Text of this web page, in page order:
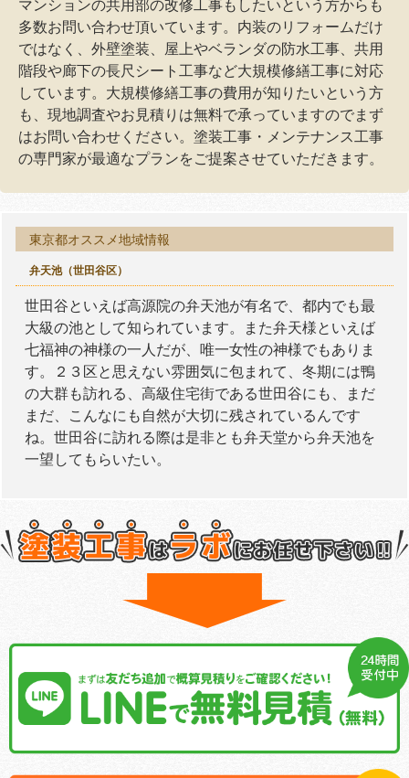
マンションの共用部の改修工事もしたいという方からも
多数お問い合わせ頂いています。内装のリフォームだけ
ではなく、外壁塗装、屋上やベランダの防水工事、共用
階段や廊下の長尺シート工事など大規模修繕工事に対応
しています。大規模修繕工事の費用が知りたいという方
も、現地調査やお見積りは無料で承っていますのでまず
はお問い合わせください。塗装工事・メンテナンス工事
の専門家が最適なプランをご提案させていただきます。
東京都オススメ地域情報
弁天池（世田谷区）
世田谷といえば高源院の弁天池が有名で、都内でも最
大級の池として知られています。また弁天様といえば
七福神の神様の一人だが、唯一女性の神様でもありま
す。２３区と思えない雰囲気に包まれて、冬期には鴨
の大群も訪れる、高級住宅街である世田谷にも、まだ
まだ、こんなにも自然が大切に残されているんです
ね。世田谷に訪れる際は是非とも弁天堂から弁天池を
一望してもらいたい。